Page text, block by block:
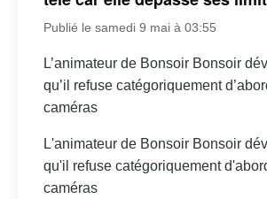
Publié le samedi 9 mai à 03:55
L’animateur de Bonsoir Bonsoir
qu’il refuse catégoriquement
caméras
L'animateur de Bonsoir Bonsoir
qu'il refuse catégoriquement
caméras